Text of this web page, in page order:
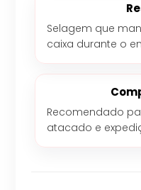
Selagem que
caixa durante o
Recomendado
atacado e